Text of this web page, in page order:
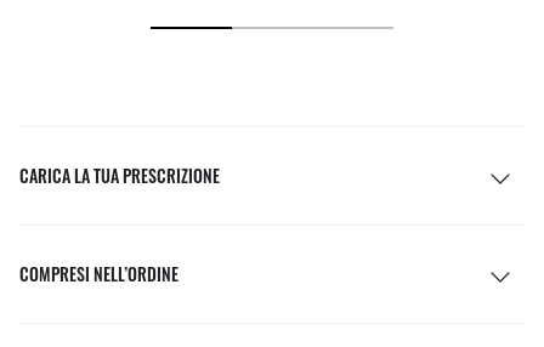
CARICA LA TUA PRESCRIZIONE
COMPRESI NELL’ORDINE